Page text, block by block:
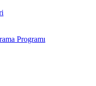
Programı